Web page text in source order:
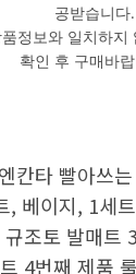
공받습니다.
정보와 일치하지
확인 후 구매바
칸타 빨아쓰
, 베이지, 1세
조토 발매트
4번째 제품